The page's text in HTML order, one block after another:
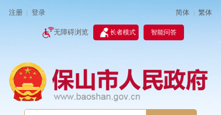
注册 登录 简体 | 繁体
无障碍浏览 长者模式 智能问答